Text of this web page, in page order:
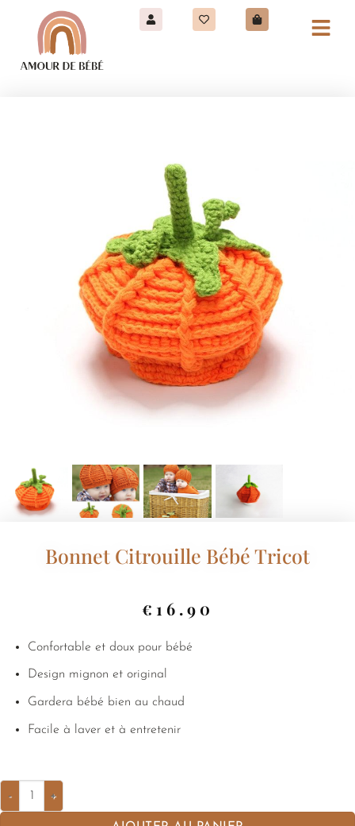
Bonnet Citrouille Bébé Tricot
€ 16.90
Confortable et doux pour bébé
Design mignon et original
Gardera bébé bien au chaud
Facile à laver et à entretenir